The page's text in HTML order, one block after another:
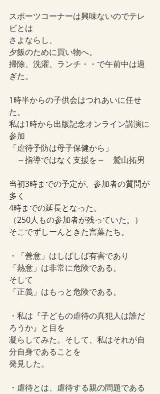
スポーツコーナーは興味ないのでテレ
ビとは
さよならし、
夕飯のために買い物へ。
掃除、洗濯、ランチ・・で午前中は過
ぎた。
1時半からの子供会はつれあいに任せ
た。
私は1時から出版記念オンライン講演に
参加
「虐待予防は母子保健から」
～指導ではなく支援を～　鷲山拓男
当初3時までの予定が、参加者の質問が
多く
4時までの延長となった。
（250人もの参加者が残っていた。）
そこでずしーんときた言葉たち。
・「善意」はしばしば有害であり
「熱意」は非常に危険である。
そして
「正義」はもっと危険である。
・私は『子どもの虐待の真犯人は誰だ
ろうか』と目を
凝らしてみた。そして、私はそれが自
分自身であることを
発見した。
・虐待とは、虐待する親の問題である